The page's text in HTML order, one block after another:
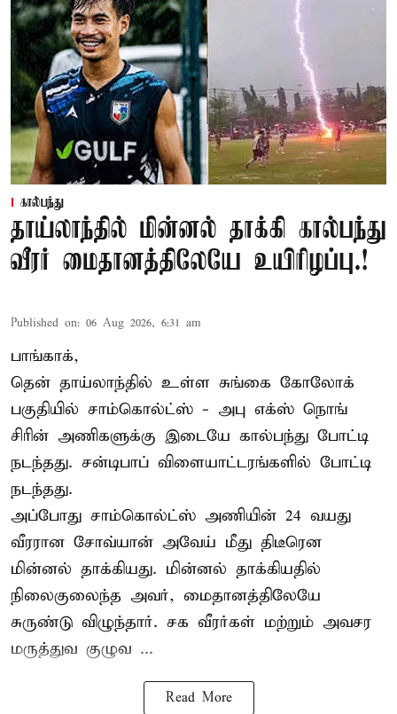
கால்பந்து
தாய்லாந்தில் மின்னல் தாக்கி கால்பந்து
வீரர் மைதானத்திலேயே உயிரிழப்பு.!
Published on: 06 Aug 2026, 6:31 am
பாங்காக்,
தென் தாய்லாந்தில் உள்ள சுங்கை கோலோக்
பகுதியில் சாம்கொல்ட்ஸ் - அபு எக்ஸ் நொங்
சிரின் அணிகளுக்கு இடையே கால்பந்து போட்டி
நடந்தது. சன்டிபாப் விளையாட்டரங்களில் போட்டி
நடந்தது.
அப்போது சாம்கொல்ட்ஸ் அணியின் 24 வயது
வீரரான சோவ்யான் அவேய் மீது திடீரென
மின்னல் தாக்கியது. மின்னல் தாக்கியதில்
நிலைகுலைந்த அவர், மைதானத்திலேயே
சுருண்டு விழுந்தார். சக வீரர்கள் மற்றும் அவசர
மருத்துவ குழுவ ...
Read More